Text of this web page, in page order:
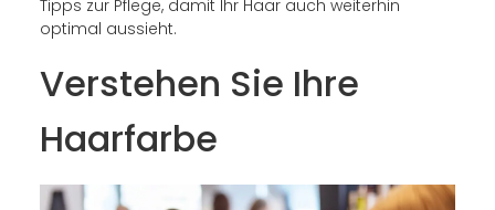
Tipps zur Pflege, damit Ihr Haar auch weiterhin
optimal aussieht.
Verstehen Sie Ihre
Haarfarbe